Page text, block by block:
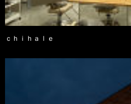
ｃｈｉｈａｌｅ